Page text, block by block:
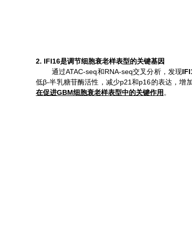
2. IFI16是调节细胞衰老样表型的关键基因
通过ATAC-seq和RNA-seq交叉分析，发现
低β-半乳糖苷酶活性，减少p21和p16的表达，增
在促进GBM细胞衰老样表型中的关键作用 。